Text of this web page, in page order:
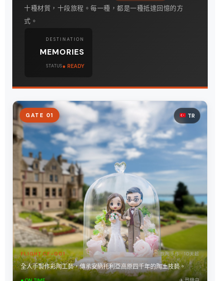
十種材質，十段旅程。每一種，都是一種抵達回憶的方
式。
DESTINATION
MEMORIES
STATUS● READY
GATE 01 TR
FLIGHT CF-001 軟陶手作 · 10天起
全人手製作彩陶工藝，傳承安納托利亞高原四千年的陶土技藝。